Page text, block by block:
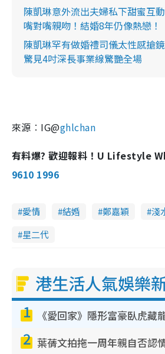
陳凱琳意外流出夫婦私下甜蜜互
嘴對嘴親吻！結婚8年仍像熱戀！
陳凱琳罕有做婚禮司儀太性感搶
驚見4吋深長事業線驚艷全場
來源︰IG@ghlchan
有料爆? 歡迎報料！U Lifestyle
9610 1996
愛情 結婚 鄭嘉穎 淺
星二代
港生活人氣娛樂
1
2